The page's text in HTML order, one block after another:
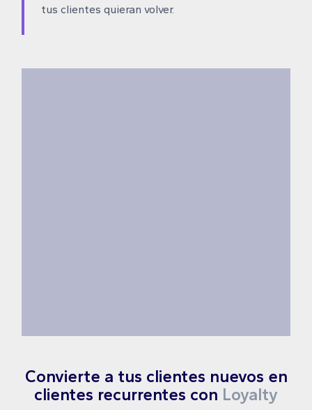
tus clientes quieran volver.
Convierte a tus clientes nuevos en
clientes recurrentes con Loyalty